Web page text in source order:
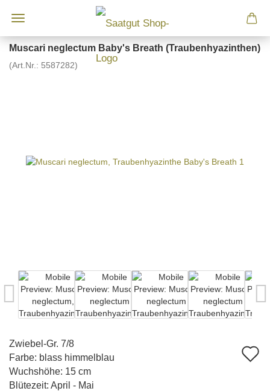
Muscari neglectum Baby's Breath (Traubenhyazinthen)
(Art.Nr.: 5587282)
Zwiebel-Gr. 7/8
Farbe: blass himmelblau
Wuchshöhe: 15 cm
Blütezeit: April - Mai